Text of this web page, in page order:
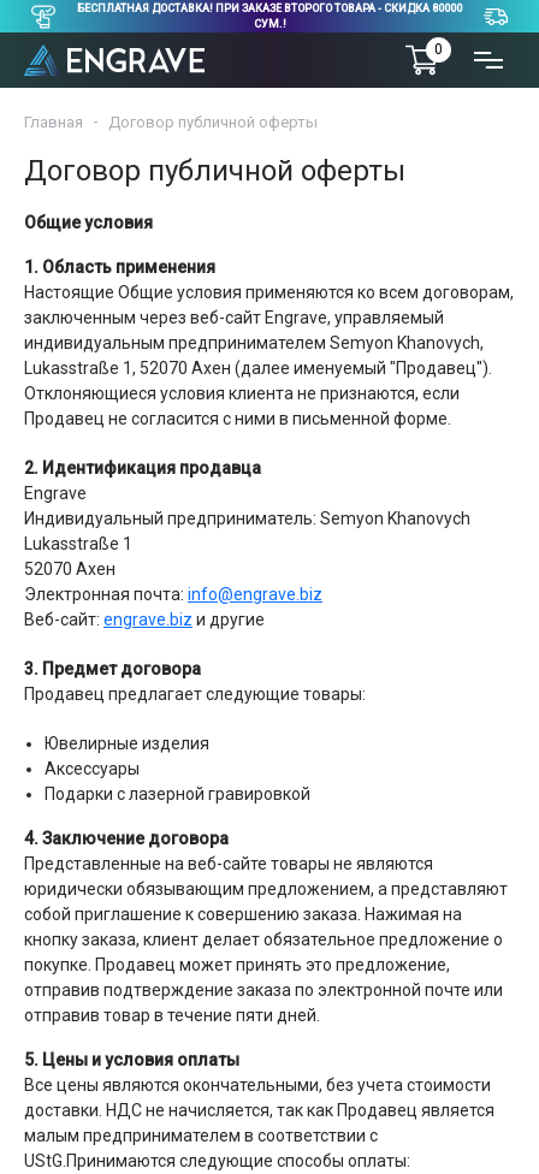
БЕСПЛАТНАЯ ДОСТАВКА! ПРИ ЗАКАЗЕ ВТОРОГО ТОВАРА - СКИДКА 80000
СУМ.!
0
Главная Договор публичной оферты
Договор публичной оферты
Общие условия
1. Область применения
Настоящие Общие условия применяются ко всем договорам,
заключенным через веб-сайт Engrave, управляемый
индивидуальным предпринимателем Semyon Khanovych,
Lukasstraße 1, 52070 Ахен (далее именуемый "Продавец").
Отклоняющиеся условия клиента не признаются, если
Продавец не согласится с ними в письменной форме.
2. Идентификация продавца
Engrave
Индивидуальный предприниматель: Semyon Khanovych
Lukasstraße 1
52070 Ахен
Электронная почта: info@engrave.biz
Веб-сайт: engrave.biz и другие
3. Предмет договора
Продавец предлагает следующие товары:
Ювелирные изделия
Аксессуары
Подарки с лазерной гравировкой
4. Заключение договора
Представленные на веб-сайте товары не являются
юридически обязывающим предложением, а представляют
собой приглашение к совершению заказа. Нажимая на
кнопку заказа, клиент делает обязательное предложение о
покупке. Продавец может принять это предложение,
отправив подтверждение заказа по электронной почте или
отправив товар в течение пяти дней.
5. Цены и условия оплаты
Все цены являются окончательными, без учета стоимости
доставки. НДС не начисляется, так как Продавец является
малым предпринимателем в соответствии с
UStG.Принимаются следующие способы оплаты: